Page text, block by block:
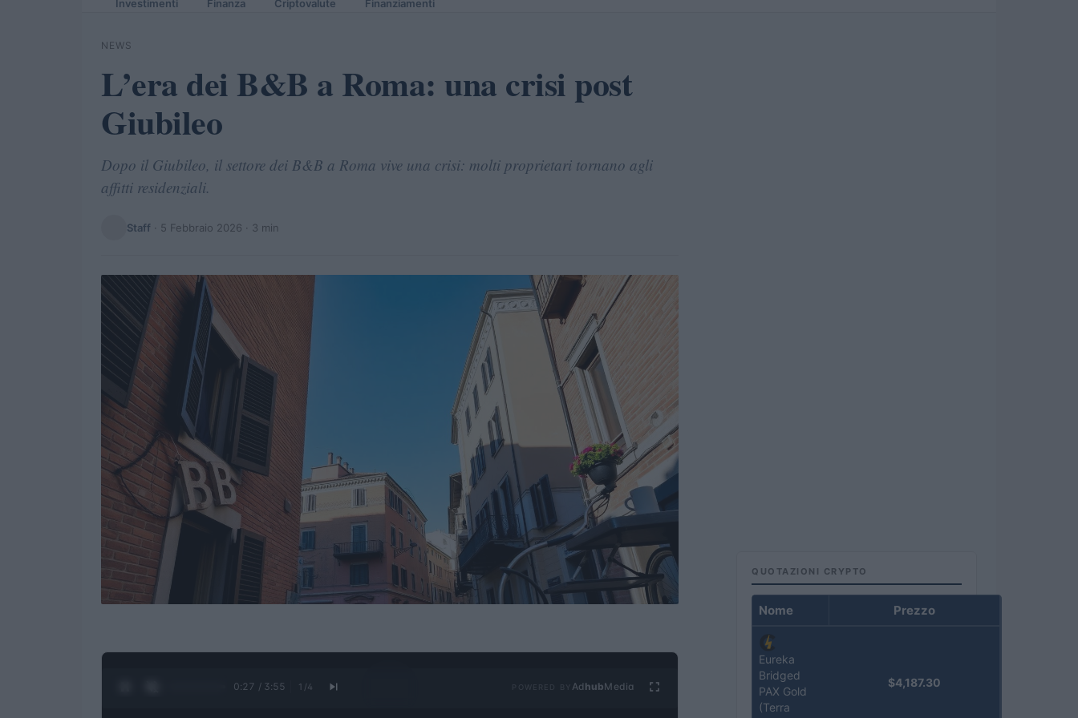
Investimenti Finanza Criptovalute Finanziamenti
NEWS
L’era dei B&B a Roma: una crisi post
Giubileo
Dopo il Giubileo, il settore dei B&B a Roma vive una crisi: molti proprietari tornano agli
affitti residenziali.
Staff · 5 Febbraio 2026 · 3 min
0:28 / 3:55 1 /4 Ad hubMedia
QUOTAZIONI CRYPTO
Nome Prezzo
Eureka
Bridged
PAX Gold
(Terra
$4,187.30